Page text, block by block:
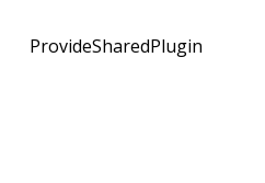
ProvideSharedPlugin